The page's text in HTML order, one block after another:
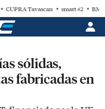
CUPRA Tavascan smart #2
sólidas,
fabricadas en